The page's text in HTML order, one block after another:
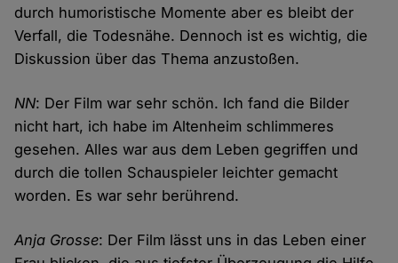
durch humoristische Momente aber es bleibt der
Verfall, die Todesnähe. Dennoch ist es wichtig, die
Diskussion über das Thema anzustoßen.
NN: Der Film war sehr schön. Ich fand die Bilder
nicht hart, ich habe im Altenheim schlimmeres
gesehen. Alles war aus dem Leben gegriffen und
durch die tollen Schauspieler leichter gemacht
worden. Es war sehr berührend.
Anja Grosse: Der Film lässt uns in das Leben einer